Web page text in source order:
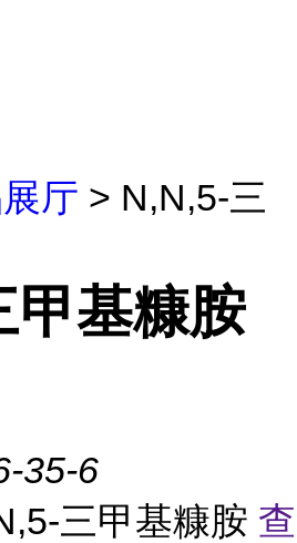
厅 > N,N,5-三
甲基糠胺
35-6
三甲基糠胺 查